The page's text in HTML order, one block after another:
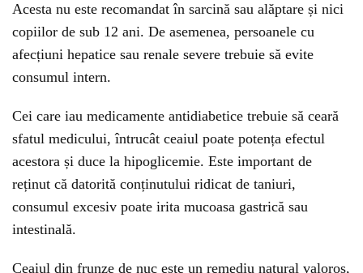
Acesta nu este recomandat în sarcină sau alăptare și nici
copiilor de sub 12 ani. De asemenea, persoanele cu
afecțiuni hepatice sau renale severe trebuie să evite
consumul intern.
Cei care iau medicamente antidiabetice trebuie să ceară
sfatul medicului, întrucât ceaiul poate potența efectul
acestora și duce la hipoglicemie. Este important de
reținut că datorită conținutului ridicat de taniuri,
consumul excesiv poate irita mucoasa gastrică sau
intestinală.
Ceaiul din frunze de nuc este un remediu natural valoros,